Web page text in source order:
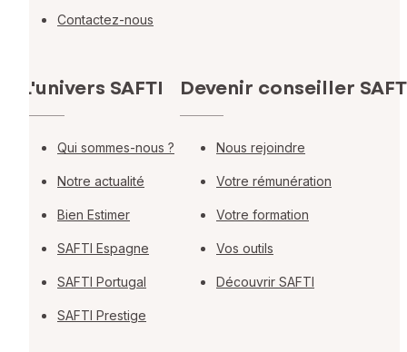
Contactez-nous
L'univers SAFTI
Qui sommes-nous ?
Notre actualité
Bien Estimer
SAFTI Espagne
SAFTI Portugal
SAFTI Prestige
Devenir conseiller
Nous rejoindre
Votre rémunération
Votre formation
Vos outils
Découvrir SAFTI